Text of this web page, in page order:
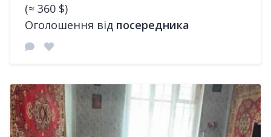
(≈ 360 $)
Оголошення від посередника